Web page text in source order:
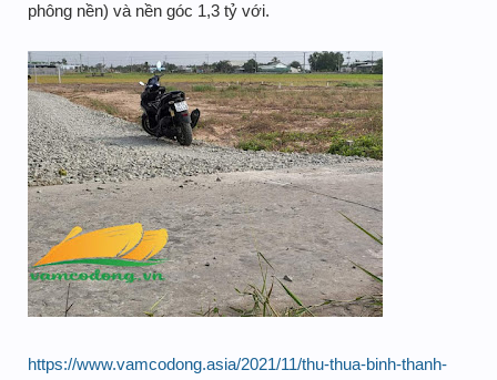
phông nền) và nền góc 1,3 tỷ với.
https://www.vamcodong.asia/2021/11/thu-thua-binh-thanh-